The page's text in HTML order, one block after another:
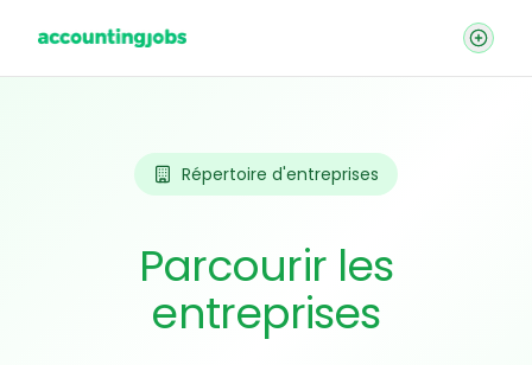
Répertoire d'entreprises
Parcourir les
entreprises